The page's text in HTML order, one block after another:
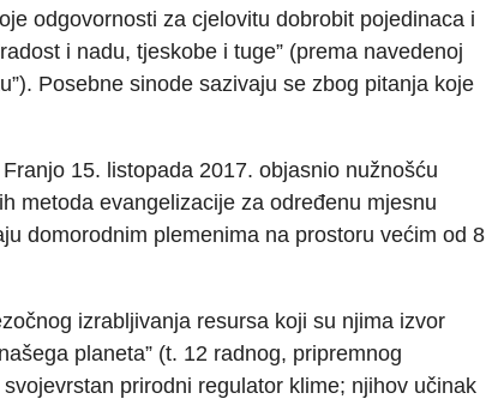
odgovornosti za cjelovitu dobrobit pojedinaca i
i nadu, tjeskobe i tuge” (prema navedenoj
Posebne sinode sazivaju se zbog pitanja koje
15. listopada 2017. objasnio nužnošću
metoda evangelizacije za određenu mjesnu
domorodnim plemenima na prostoru većim od 8
izrabljivanja resursa koji su njima izvor
planeta” (t. 12 radnog, pripremnog
prirodni regulator klime; njihov učinak